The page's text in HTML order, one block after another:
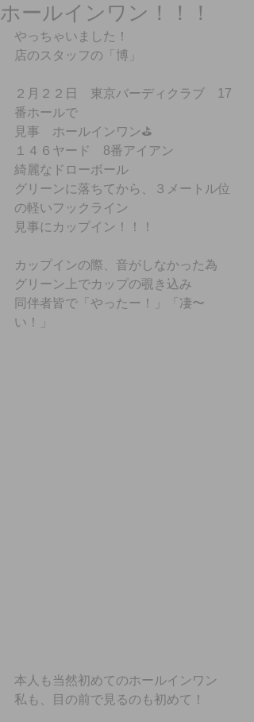
ホールインワン！！！
やっちゃいました！
店のスタッフの「博」
２月２２日　東京バーディクラブ　17
番ホールで
見事　ホールインワン⛳️
１４６ヤード　8番アイアン
綺麗なドローボール
グリーンに落ちてから、３メートル位
の軽いフックライン
見事にカップイン！！！
カップインの際、音がしなかった為
グリーン上でカップの覗き込み
同伴者皆で「やったー！」「凄〜
い！」
本人も当然初めてのホールインワン
私も、目の前で見るのも初めて！